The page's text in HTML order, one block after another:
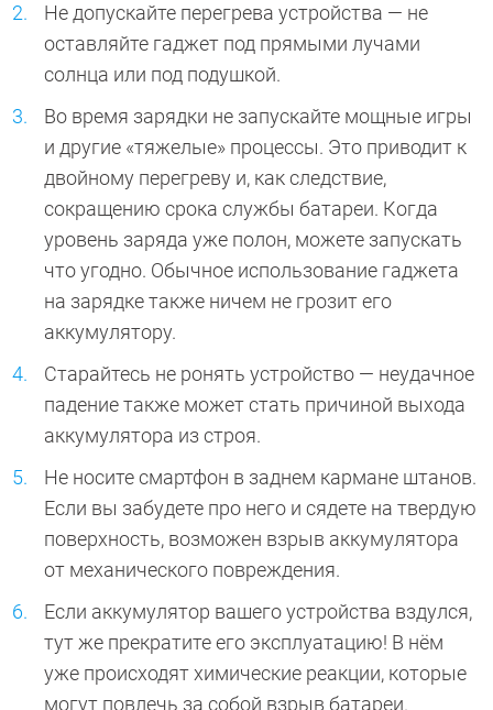
Не допускайте перегрева устройства — не
оставляйте гаджет под прямыми лучами
солнца или под подушкой.
Во время зарядки не запускайте мощные игры
и другие «тяжелые» процессы. Это приводит к
двойному перегреву и, как следствие,
сокращению срока службы батареи. Когда
уровень заряда уже полон, можете запускать
что угодно. Обычное использование гаджета
на зарядке также ничем не грозит его
аккумулятору.
Старайтесь не ронять устройство — неудачное
падение также может стать причиной выхода
аккумулятора из строя.
Не носите смартфон в заднем кармане штанов.
Если вы забудете про него и сядете на твердую
поверхность, возможен взрыв аккумулятора
от механического повреждения.
Если аккумулятор вашего устройства вздулся,
тут же прекратите его эксплуатацию! В нём
уже происходят химические реакции, которые
могут повлечь за собой взрыв батареи.